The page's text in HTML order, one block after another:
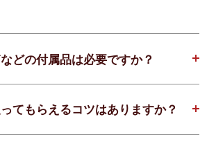
どの付属品は必要ですか？
てもらえるコツはありますか？